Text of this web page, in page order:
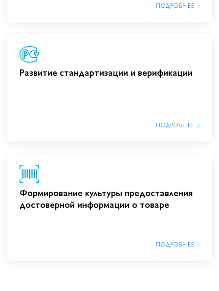
ПОДРОБНЕЕ
Развитие стандартизации и верификации
ПОДРОБНЕЕ
Формирование культуры предоставления
достоверной информации о товаре
ПОДРОБНЕЕ